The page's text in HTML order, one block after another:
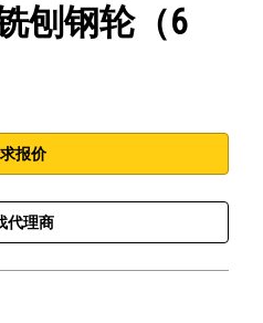
刨钢轮（6
报价
代理商